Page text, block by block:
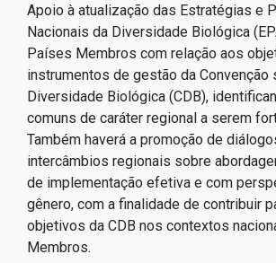
Apoio à atualização das Estratégias e
Nacionais da Diversidade Biológica
Países Membros com relação aos
instrumentos de gestão da Convenção
Diversidade Biológica (CDB),
comuns de caráter regional a serem
Também haverá a promoção de
intercâmbios regionais sobre
de implementação efetiva e com
gênero, com a finalidade de contribuir
objetivos da CDB nos contextos
Membros.